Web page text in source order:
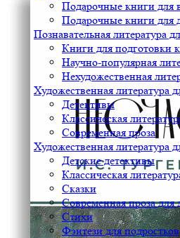
Подарочные книги для
Подарочные книги для
Познавательная литература
Книги для подготовки
Научно-популярная
Нехудожественная
Художественная литература
Детективы
Классическая
Современная проза
Художественная литература
Детские детективы
Классическая
Сказки
Современная проза для
Стихи
Фэнтези для подростков